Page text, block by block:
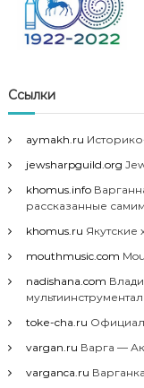
Ссылки
aymakh.ru
jewsharpguild.org
khomus.info
рассказанные
khomus.ru Якутские
mouthmusic.com
nadishana.com
toke-cha.ru
vargan.ru Варга —
varganca.ru